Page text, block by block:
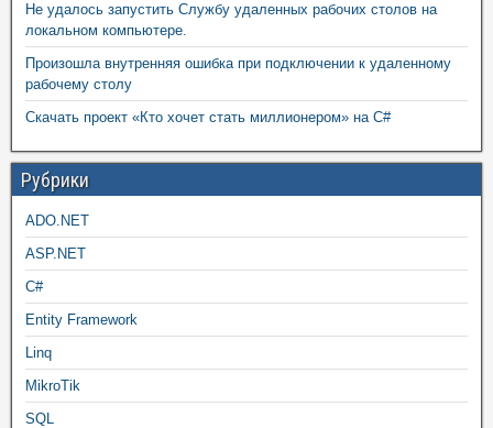
Не удалось запустить Службу удаленных рабочих столов на
локальном компьютере.
Произошла внутренняя ошибка при подключении к удаленному
рабочему столу
Скачать проект «Кто хочет стать миллионером» на C#
Рубрики
ADO.NET
ASP.NET
C#
Entity Framework
Linq
MikroTik
SQL